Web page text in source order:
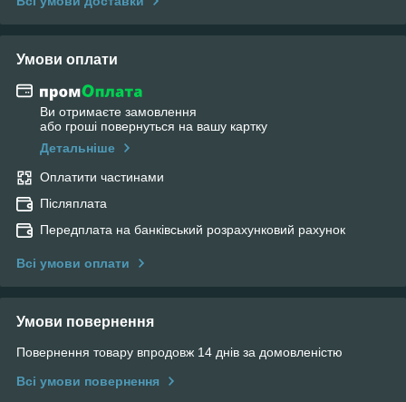
Умови оплати
Ви отримаєте замовлення
або гроші повернуться на вашу картку
Детальніше
Оплатити частинами
Післяплата
Передплата на банківський розрахунковий рахунок
Всі умови оплати
Умови повернення
Повернення товару впродовж 14 днів за домовленістю
Всі умови повернення